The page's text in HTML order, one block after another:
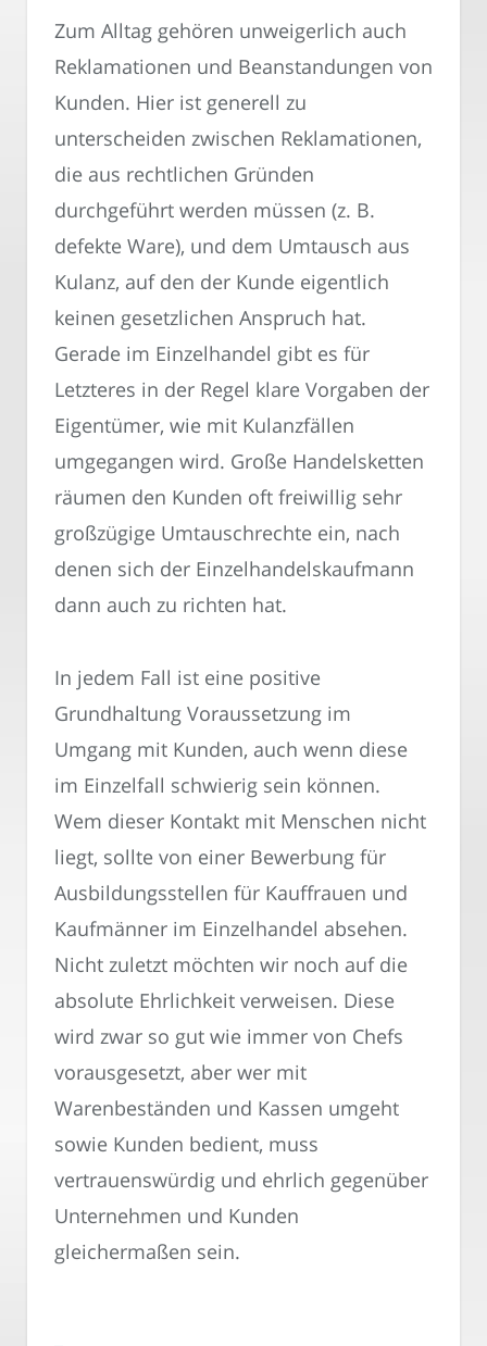
Zum Alltag gehören unweigerlich auch
Reklamationen und Beanstandungen von
Kunden. Hier ist generell zu
unterscheiden zwischen Reklamationen,
die aus rechtlichen Gründen
durchgeführt werden müssen (z. B.
defekte Ware), und dem Umtausch aus
Kulanz, auf den der Kunde eigentlich
keinen gesetzlichen Anspruch hat.
Gerade im Einzelhandel gibt es für
Letzteres in der Regel klare Vorgaben der
Eigentümer, wie mit Kulanzfällen
umgegangen wird. Große Handelsketten
räumen den Kunden oft freiwillig sehr
großzügige Umtauschrechte ein, nach
denen sich der Einzelhandelskaufmann
dann auch zu richten hat.
In jedem Fall ist eine positive
Grundhaltung Voraussetzung im
Umgang mit Kunden, auch wenn diese
im Einzelfall schwierig sein können.
Wem dieser Kontakt mit Menschen nicht
liegt, sollte von einer Bewerbung für
Ausbildungsstellen für Kauffrauen und
Kaufmänner im Einzelhandel absehen.
Nicht zuletzt möchten wir noch auf die
absolute Ehrlichkeit verweisen. Diese
wird zwar so gut wie immer von Chefs
vorausgesetzt, aber wer mit
Warenbeständen und Kassen umgeht
sowie Kunden bedient, muss
vertrauenswürdig und ehrlich gegenüber
Unternehmen und Kunden
gleichermaßen sein.